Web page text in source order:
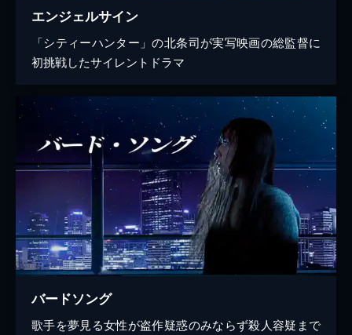
エンジェルサイン
「シティーハンター」の北条司が実写映画の総監督に
初挑戦したサイレントドラマ
バードソング
歌手を夢見る女性が盗作疑惑のみならず殺人容疑まで